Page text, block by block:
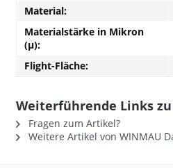
Material:
Materialstärke in Mikron
(µ):
Flight-Fläche:
Weiterführende Links zu
Fragen zum Artikel?
Weitere Artikel von WINMAU